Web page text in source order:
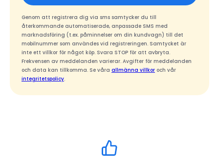
Genom att registrera dig via sms samtycker du till
återkommande automatiserade, anpassade SMS med
marknadsföring (t.ex. påminnelser om din kundvagn) till det
mobilnummer som användes vid registreringen. Samtycket är
inte ett villkor för något köp. Svara STOP för att avbryta.
Frekvensen av meddelanden varierar. Avgifter för meddelanden
och data kan tillkomma. Se våra allmänna villkor och vår
integritetspolicy.